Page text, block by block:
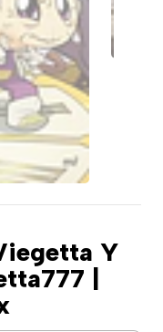
Y
|